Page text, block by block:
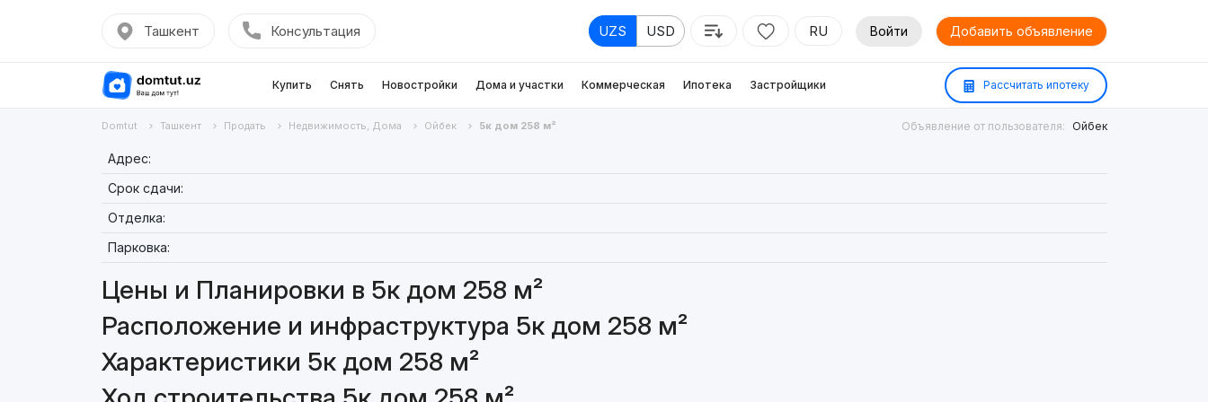
Ташкент Консультация UZS USD RU Войти Добавить объявление
Купить Снять Новостройки Дома и участки Коммерческая Ипотека Застройщики Рассчитать ипотеку
Domtut Ташкент Продать Недвижимость, Дома Ойбек 5к дом 258 м² Объявление от пользователя: Ойбек
Адрес:
Срок сдачи:
Отделка:
Парковка:
Цены и Планировки в 5к дом 258 м²
Расположение и инфраструктура 5к дом 258 м²
Характеристики 5к дом 258 м²